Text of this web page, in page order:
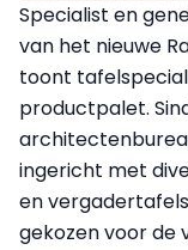
Specialist en
van het nieuwe
toont
productpalet.
ingericht met
en
gekozen voor de